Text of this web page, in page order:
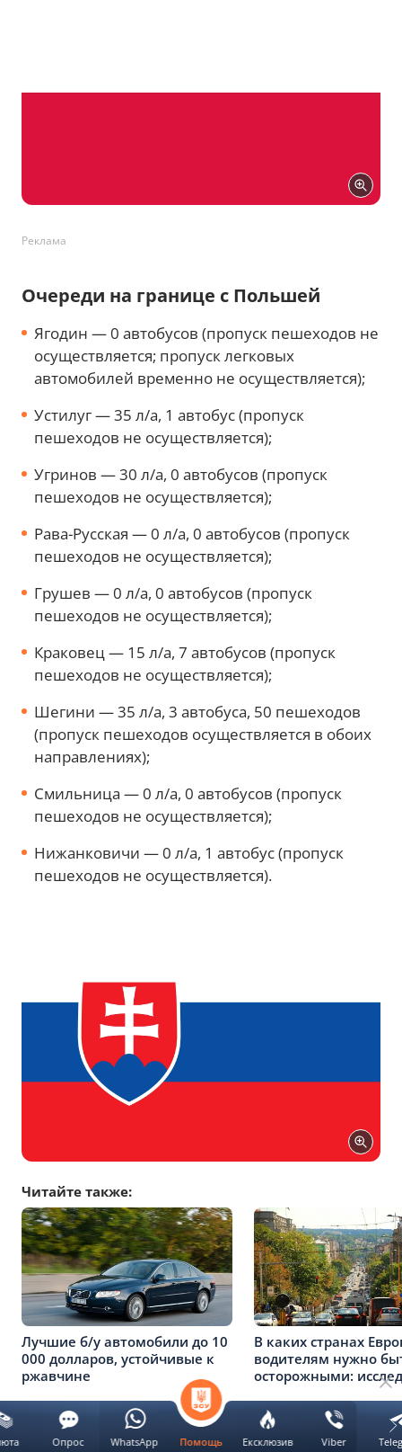
Реклама
Очереди на границе с Польшей
Ягодин — 0 автобусов (пропуск пешеходов не
осуществляется; пропуск легковых
автомобилей временно не осуществляется);
Устилуг — 35 л/а, 1 автобус (пропуск
пешеходов не осуществляется);
Угринов — 30 л/а, 0 автобусов (пропуск
пешеходов не осуществляется);
Рава-Русская — 0 л/а, 0 автобусов (пропуск
пешеходов не осуществляется);
Грушев — 0 л/а, 0 автобусов (пропуск
пешеходов не осуществляется);
Краковец — 15 л/а, 7 автобусов (пропуск
пешеходов не осуществляется);
Шегини — 35 л/а, 3 автобуса, 50 пешеходов
(пропуск пешеходов осуществляется в обоих
направлениях);
Смильница — 0 л/а, 0 автобусов (пропуск
пешеходов не осуществляется);
Нижанковичи — 0 л/а, 1 автобус (пропуск
пешеходов не осуществляется).
Читайте также:
Лучшие б/у автомобили до 10
000 долларов, устойчивые к
ржавчине
В каких странах
водителям нужно
осторожными:
Реклама Помощь Ексклюзив Viber
Опрос WhatsApp